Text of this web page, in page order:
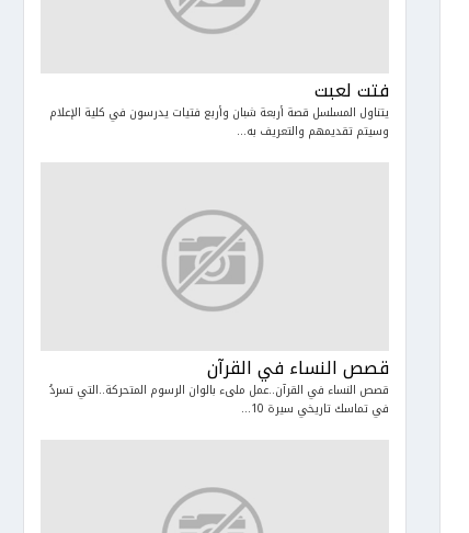
فتت لعبت
يتناول المسلسل قصة أربعة شبان وأربع فتيات يدرسون في كلية الإعلام
وسيتم تقديمهم والتعريف به...
قصص النساء في القرآن
قصص النساء في القرآن..عمل ملىء بالوان الرسوم المتحركة..التي تسردُ
في تماسك تاريخي سيرة 10...